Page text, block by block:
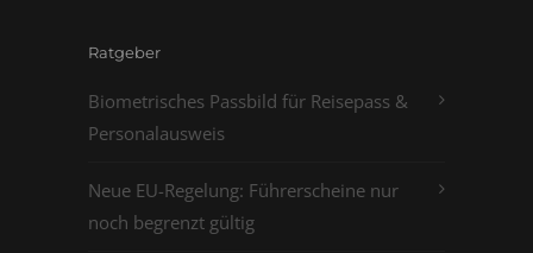
Ratgeber
Biometrisches Passbild für Reisepass &
Personalausweis
Neue EU-Regelung: Führerscheine nur
noch begrenzt gültig